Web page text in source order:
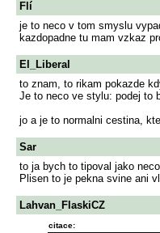
Flí
je to neco v tom smyslu
kazdopadne tu mam vzkaz
El_Liberal
to znam, to rikam pokazde
Je to neco ve stylu: podej to
jo a je to normalni cestina,
Sar
to ja bych to tipoval jako
Plisen to je pekna svine ani
Lahvan_FlaskiCZ
citace: